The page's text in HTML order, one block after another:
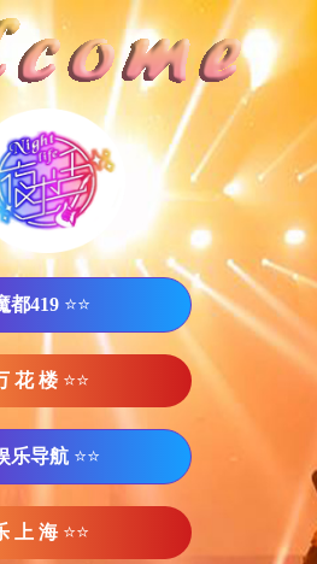
都419 ⭐⭐
花 楼 ⭐⭐
乐导航 ⭐⭐
上 海 ⭐⭐